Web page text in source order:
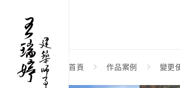
首頁 作品案例 變更